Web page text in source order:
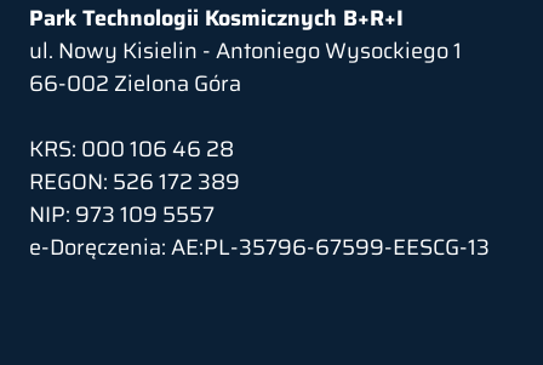
Park Technologii Kosmicznych B+R+I
ul. Nowy Kisielin - Antoniego Wysockiego 1
66-002 Zielona Góra
KRS: 000 106 46 28
REGON: 526 172 389
NIP: 973 109 5557
e-Doręczenia: AE:PL-35796-67599-EESCG-13